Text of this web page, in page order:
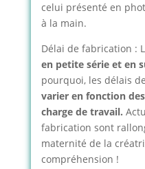
celui présenté en
à la main.
Délai de fabrication :
en petite série et en
pourquoi, les délais
varier en fonction
charge de travail.
fabrication sont
maternité de la
compréhension !